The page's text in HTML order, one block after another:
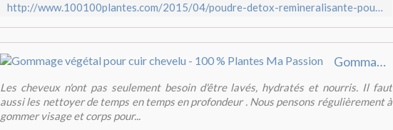
http://www.100100plantes.com/2015/04/poudre-detox-remineralisante-pour-les-dents.html
Gommage végétal pour cuir chevelu - 100 % Plantes Ma Passion
Les cheveux n'ont pas seulement besoin d'être lavés, hydratés et nourris. Il faut
aussi les nettoyer de temps en temps en profondeur . Nous pensons régulièrement à
gommer visage et corps pour...